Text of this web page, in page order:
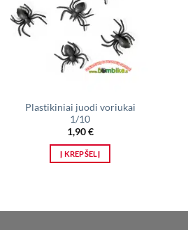
Plastikiniai juodi voriukai
1/10
1,90€
Į KREPŠELĮ